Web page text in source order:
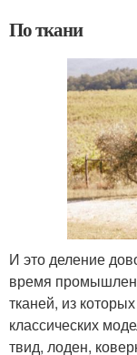
По ткани
И это деление
время
тканей, из
классических
твид, лоден,